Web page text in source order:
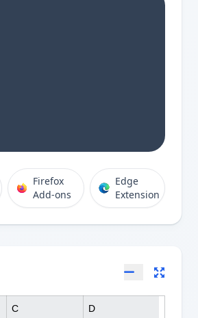
Firefox
Add-ons
Edge
Extension
C D